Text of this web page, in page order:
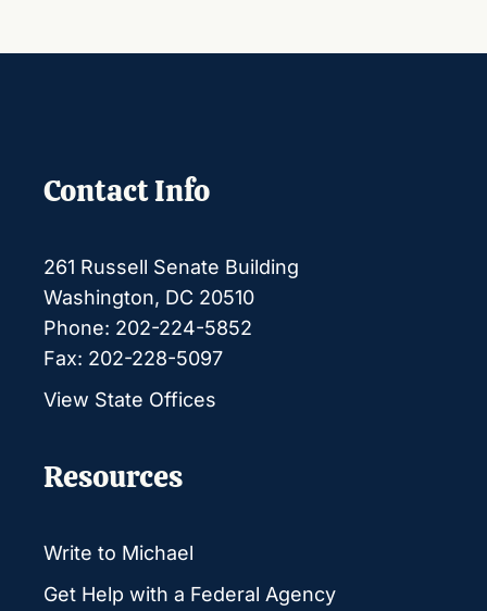
Contact Info
261 Russell Senate Building
Washington, DC 20510
Phone: 202-224-5852
Fax: 202-228-5097
View State Offices
Resources
Write to Michael
Get Help with a Federal Agency